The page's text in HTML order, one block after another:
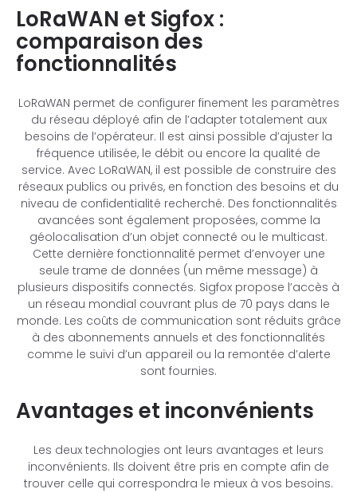
LoRaWAN et Sigfox :
comparaison des
fonctionnalités
LoRaWAN permet de configurer finement les paramètres
du réseau déployé afin de l’adapter totalement aux
besoins de l’opérateur. Il est ainsi possible d’ajuster la
fréquence utilisée, le débit ou encore la qualité de
service. Avec LoRaWAN, il est possible de construire des
réseaux publics ou privés, en fonction des besoins et du
niveau de confidentialité recherché. Des fonctionnalités
avancées sont également proposées, comme la
géolocalisation d’un objet connecté ou le multicast.
Cette dernière fonctionnalité permet d’envoyer une
seule trame de données (un même message) à
plusieurs dispositifs connectés. Sigfox propose l’accès à
un réseau mondial couvrant plus de 70 pays dans le
monde. Les coûts de communication sont réduits grâce
à des abonnements annuels et des fonctionnalités
comme le suivi d’un appareil ou la remontée d’alerte
sont fournies.
Avantages et inconvénients
Les deux technologies ont leurs avantages et leurs
inconvénients. Ils doivent être pris en compte afin de
trouver celle qui correspondra le mieux à vos besoins.